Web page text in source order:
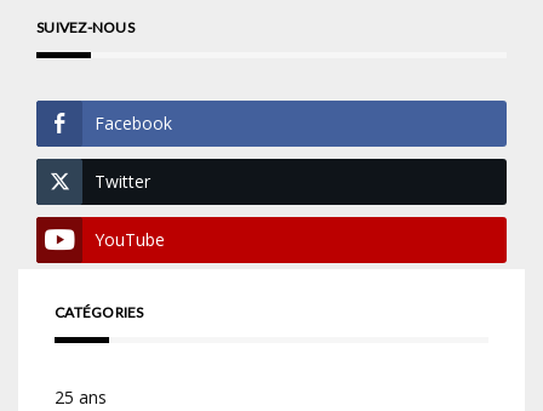
SUIVEZ-NOUS
Facebook
Twitter
YouTube
CATÉGORIES
25 ans